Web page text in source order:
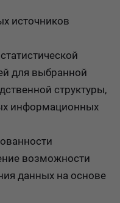
источников
для выбранной
структуры,
информационных
возможности
данных на основе